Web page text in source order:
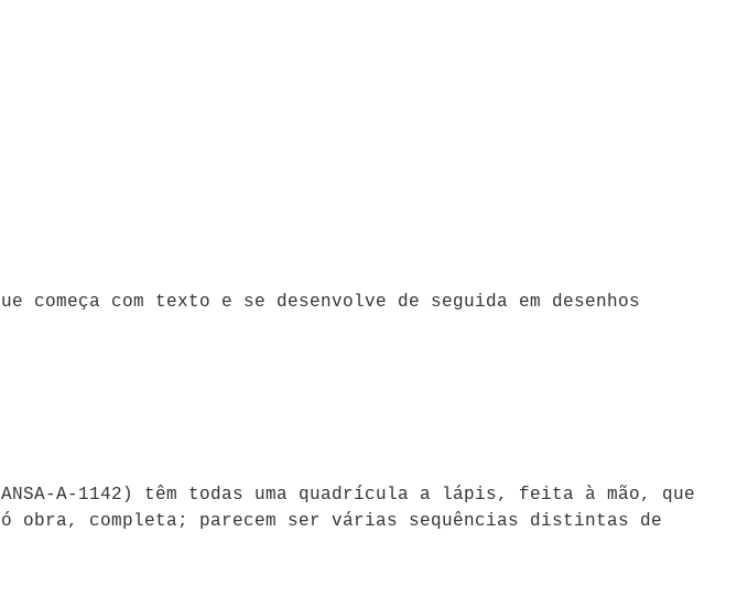
começa com texto e se desenvolve de seguida em desenhos
A-1142) têm todas uma quadrícula a lápis, feita à mão, que
obra, completa; parecem ser várias sequências distintas de